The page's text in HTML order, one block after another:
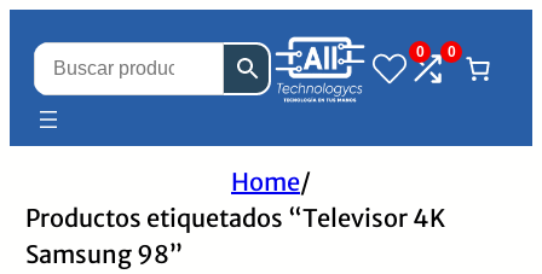
0 0
Home/
Productos etiquetados “Televisor 4K
Samsung 98”